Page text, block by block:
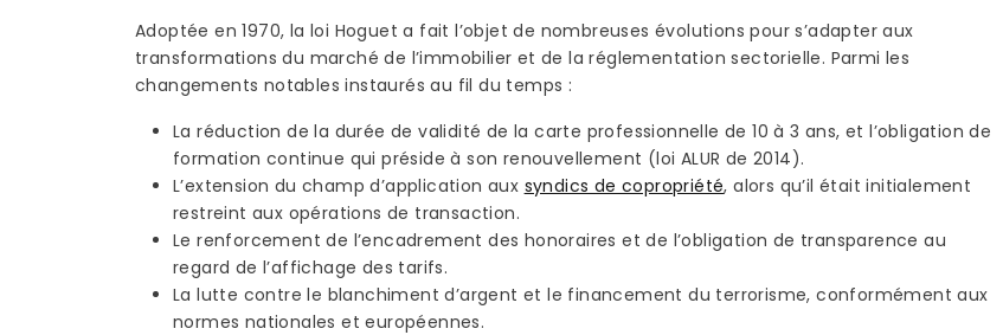
Adoptée en 1970, la loi Hoguet a fait l’objet de nombreuses évolutions pour s’adapter aux
transformations du marché de l’immobilier et de la réglementation sectorielle. Parmi les
changements notables instaurés au fil du temps :
La réduction de la durée de validité de la carte professionnelle de 10 à 3 ans, et l’obligation de
formation continue qui préside à son renouvellement (loi ALUR de 2014).
L’extension du champ d’application aux syndics de copropriété, alors qu’il était initialement
restreint aux opérations de transaction.
Le renforcement de l’encadrement des honoraires et de l’obligation de transparence au
regard de l’affichage des tarifs.
La lutte contre le blanchiment d’argent et le financement du terrorisme, conformément aux
normes nationales et européennes.